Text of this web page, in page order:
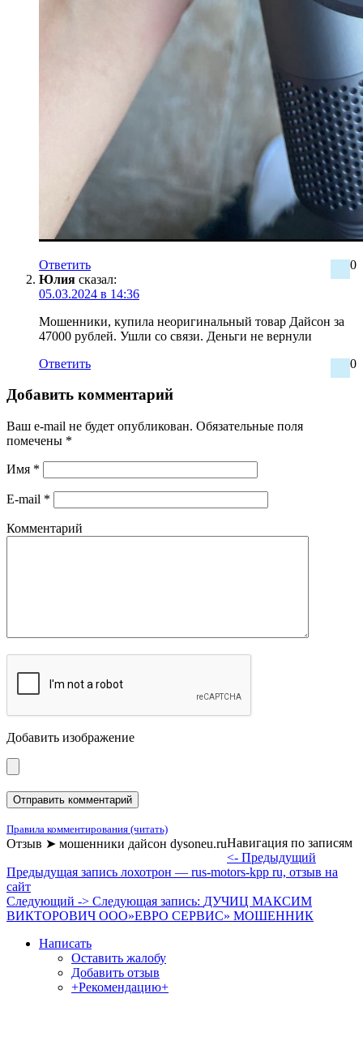
0
Ответить
Юлия сказал:
05.03.2024 в 14:36
Мошенники, купила неоригинальный товар Дайсон за
47000 рублей. Ушли со связи. Деньги не вернули
0
Ответить
Добавить комментарий
Ваш e-mail не будет опубликован. Обязательные поля
помечены *
Имя *
E-mail *
Комментарий
Добавить изображение
Правила комментирования (читать)
Отзыв ➤ мошенники дайсон dysoneu.ruНавигация по записям
<- Предыдущий
Предыдущая запись лохотрон — rus-motors-kpp ru, отзыв на
сайт
Следующий -> Следующая запись: ДУЧИЦ МАКСИМ
ВИКТОРОВИЧ ООО»ЕВРО СЕРВИС» МОШЕННИК
Написать
Оставить жалобу
Добавить отзыв
+Рекомендацию+